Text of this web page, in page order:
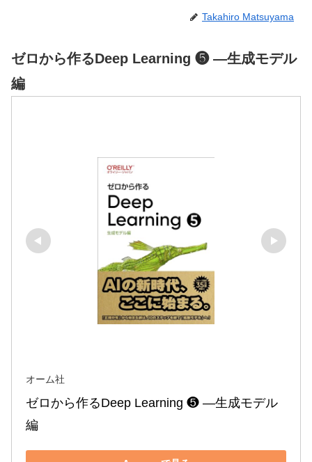
Takahiro Matsuyama
ゼロから作るDeep Learning ❺ ―生成モデル
編
オーム社
ゼロから作るDeep Learning ❺ ―生成モデル
編